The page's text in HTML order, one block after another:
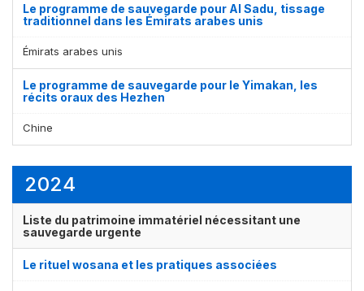
Le programme de sauvegarde pour Al Sadu, tissage
traditionnel dans les Émirats arabes unis
Émirats arabes unis
Le programme de sauvegarde pour le Yimakan, les
récits oraux des Hezhen
Chine
2024
Liste du patrimoine immatériel nécessitant une
sauvegarde urgente
Le rituel wosana et les pratiques associées